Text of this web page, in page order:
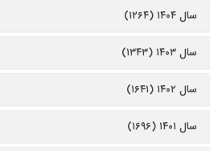
سال ۱۴۰۴ (۱۲۶۴)
سال ۱۴۰۳ (۱۳۴۳)
سال ۱۴۰۲ (۱۶۴۱)
سال ۱۴۰۱ (۱۶۹۶)